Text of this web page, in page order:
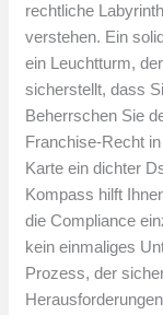
rechtliche
verstehen. Ein
ein Leuchtturm,
sicherstellt, dass
Beherrschen Sie
Franchise-Recht
Karte ein dichter
Kompass hilft
die Compliance
kein einmaliges
Prozess, der